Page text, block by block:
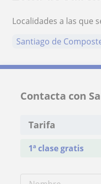
Localidades a las que
Santiago de
Contacta con
Tarifa
1ª clase gratis